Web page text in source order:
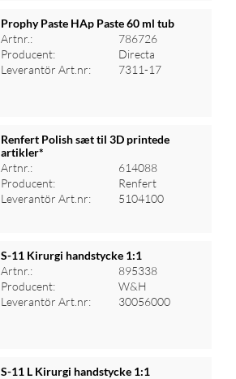
Logga in för priser
Prophy Paste HAp Paste 60 ml tub
Artnr.:
786726
Producent:
Directa
Leverantör Art.nr:
7311-17
Logga in för priser
Renfert Polish sæt til 3D printede
artikler*
Artnr.:
614088
Producent:
Renfert
Leverantör Art.nr:
5104100
Logga in för priser
S-11 Kirurgi handstycke 1:1
Artnr.:
895338
Producent:
W&H
Leverantör Art.nr:
30056000
S-11 L Kirurgi handstycke 1:1